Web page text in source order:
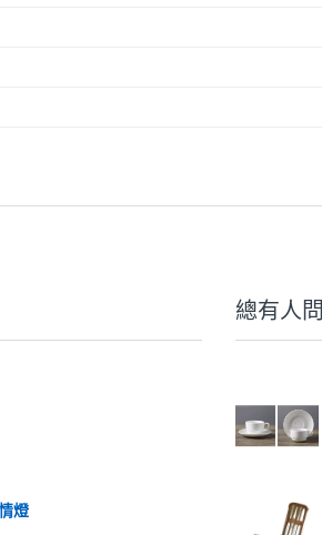
燈
總有人問